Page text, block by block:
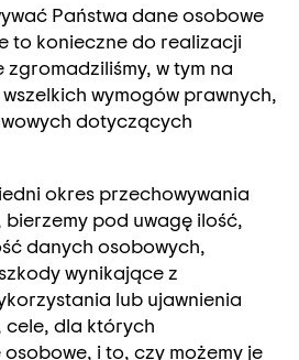
Państwa dane osobowe
to konieczne do realizacji
w tym na
wymogów prawnych,
dotyczących
okres przechowywania
pod uwagę ilość,
danych osobowych,
wynikające z
lub ujawnienia
dla których
i to, czy możemy je